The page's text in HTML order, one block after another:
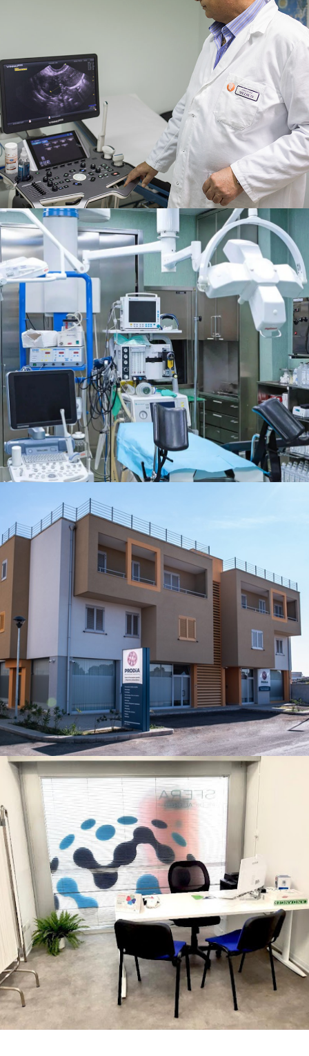
GALATINA (LE)
STUDIO PRIVATO
TARANTO (TA)
CLINICA EUGIN
MURO LECCESE (LE)
CENTRO PRODIA
BRINDISI (BR)
SFERA Medical Group